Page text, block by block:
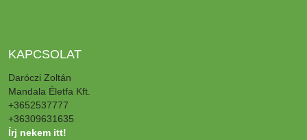
KAPCSOLAT
Daróczi Zoltán
Mandala Életfa Kft.
+3652537777
+36309631635
Írj nekem itt!